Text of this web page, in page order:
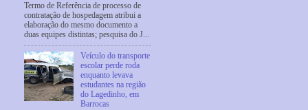
Termo de Referência de processo de
contratação de hospedagem atribui a
elaboração do mesmo documento a
duas equipes distintas; pesquisa do J...
Veículo do transporte
escolar perde roda
enquanto levava
estudantes na região
do Lagedinho, em
Barrocas